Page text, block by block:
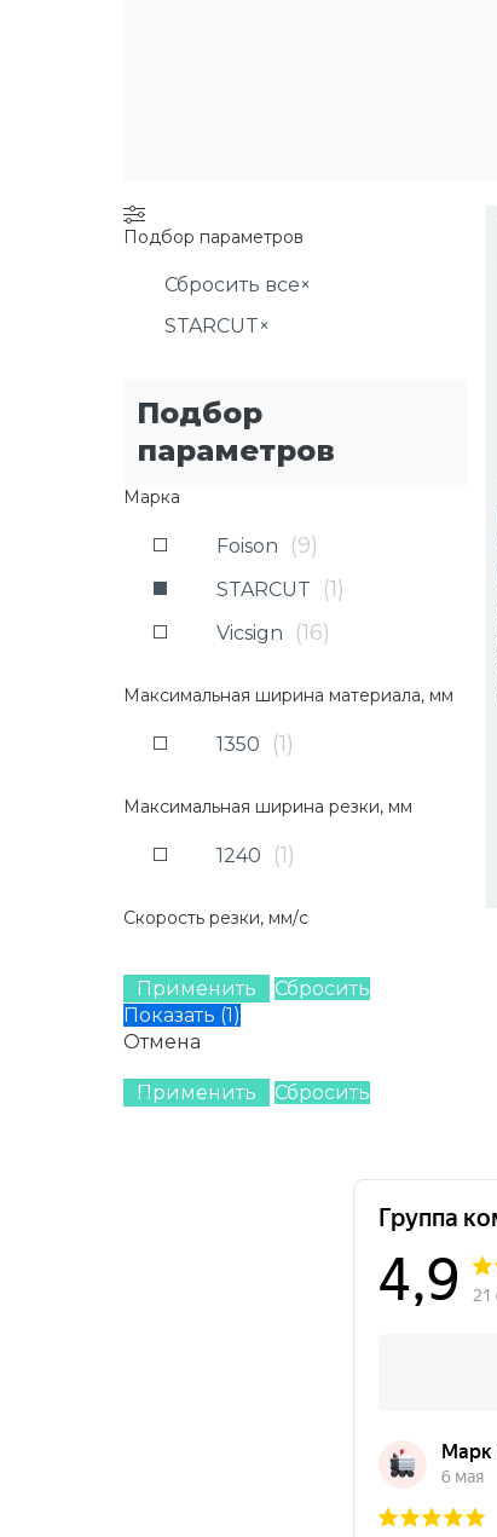
Подбор параметров
Сбросить все×
STARCUT×
Подбор
параметров
Марка
Foison (9)
STARCUT (1)
Vicsign (16)
Максимальная ширина материала, мм
1350 (1)
Максимальная ширина резки, мм
1240 (1)
Скорость резки, мм/с
Применить
Сбросить
Показать (1)
Отмена
Применить Сбросить